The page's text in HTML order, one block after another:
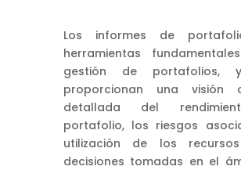
Los informes de
herramientas
gestión de portafolios,
proporcionan una visión
detallada del
portafolio, los riesgos
utilización de los
decisiones tomadas en el